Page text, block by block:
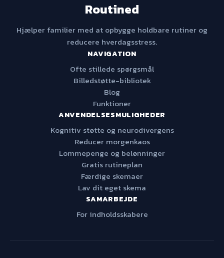
Routined
Hjælper familier med at opbygge holdbare rutiner og
reducere hverdagsstress.
NAVIGATION
Ofte stillede spørgsmål
Billedstøtte-bibliotek
Blog
Funktioner
ANVENDELSESMULIGHEDER
Kognitiv støtte og neurodivergens
Reducer morgenkaos
Lommepenge og belønninger
Gratis rutineplan
Færdige skemaer
Lav dit eget skema
SAMARBEJDE
For indholdsskabere